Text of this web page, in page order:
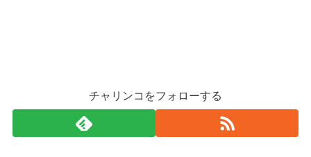
チャリンコをフォローする